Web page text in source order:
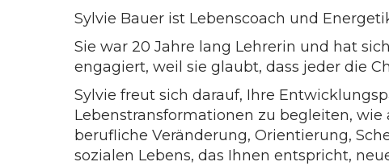
Sylvie Bauer ist Lebenscoach und
Sie war 20 Jahre lang Lehrerin und hat
engagiert, weil sie glaubt, dass jeder die
Sylvie freut sich darauf, Ihre
Lebenstransformationen zu begleiten,
berufliche Veränderung, Orientierung,
sozialen Lebens, das Ihnen entspricht,